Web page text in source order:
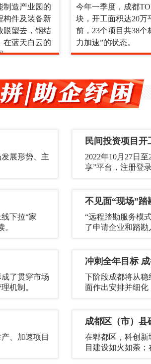
制造产业园的
构件及装备新
眼望去，钢结
在蓝天白云的
。
今年一季度，成都
块，开工面积达20万
前，23个项目共38个
力加速”的状态。
展形势、主
民间投资项目开
2022年10月27日
享”平台，注册登
下拉“家
不见面“现场”踏
“远程踏勘服务模
了申请企业和踏勘
了贯穿市场
机制。
冲刺全年目标
下阶段成都将从
面作出安排并细化
、加速项目
成都区（市）县
在郫都区，科创
目建设如火如荼